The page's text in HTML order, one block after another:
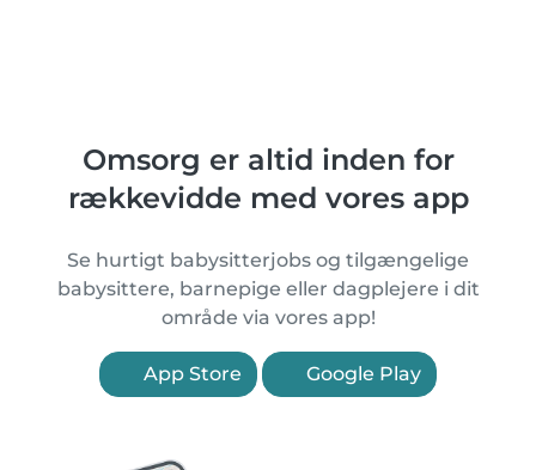
Omsorg er altid inden for
rækkevidde med vores app
Se hurtigt babysitterjobs og tilgængelige
babysittere, barnepige eller dagplejere i dit
område via vores app!
App Store Google Play